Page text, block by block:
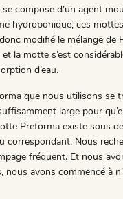
compose d’un agent
hydroponique, ces
modifié le mélange de
la motte s’est
d’eau.
que nous utilisons se
large pour
Preforma existe sous
correspondant. Nous
fréquent. Et nous
avons commencé à